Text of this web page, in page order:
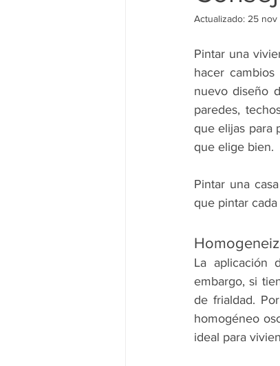
Actualizado: 25
Pintar una
hacer
nuevo diseño
paredes,
que elijas para
que elige bien.
Pintar una
que pintar
La aplicación
embargo, si
de frialdad.
homogéneo
ideal para